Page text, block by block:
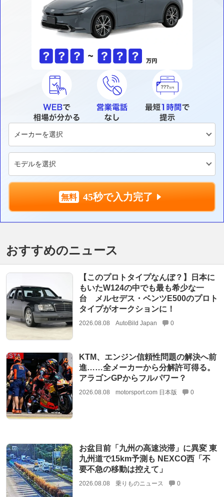
45秒で入力完了
おすすめのニュース
【このプロトタイプなんぼ？】日本に
もいたW124の中でも最も希少な一
台 メルセデス・ベンツE500のプロト
タイプがオークションに！
2026.08.08 AutoBild Japan 0
KTM、エンジン信頼性問題の解決へ前
進……全メーカーから分解許可得る。
アラゴンGPからフルパワー？
2026.08.08 motorsport.com 日本版 0
お盆目前「九州の高速渋滞」に異変 東
九州道で15km予測も NEXCO西「不
要不急の移動は控えて」
2026.08.08 乗りものニュース 0